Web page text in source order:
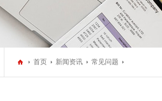
首页 新闻资讯 常见问题